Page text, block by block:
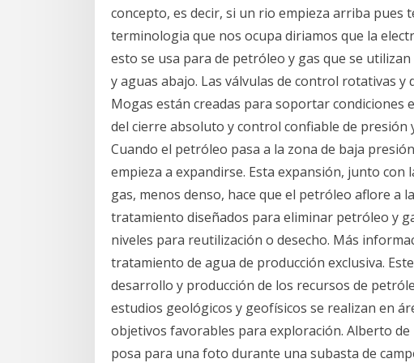
concepto, es decir, si un rio empieza arriba pues
terminologia que nos ocupa diriamos que la
esto se usa para de petróleo y gas que se
y aguas abajo. Las válvulas de control rotativas
Mogas están creadas para soportar condiciones
del cierre absoluto y control confiable de presión
Cuando el petróleo pasa a la zona de baja
empieza a expandirse. Esta expansión, junto
gas, menos denso, hace que el petróleo aflore a
tratamiento diseñados para eliminar petróleo y
niveles para reutilización o desecho. Más
tratamiento de agua de producción exclusiva.
desarrollo y producción de los recursos de
estudios geológicos y geofísicos se realizan en
objetivos favorables para exploración. Alberto de
posa para una foto durante una subasta de